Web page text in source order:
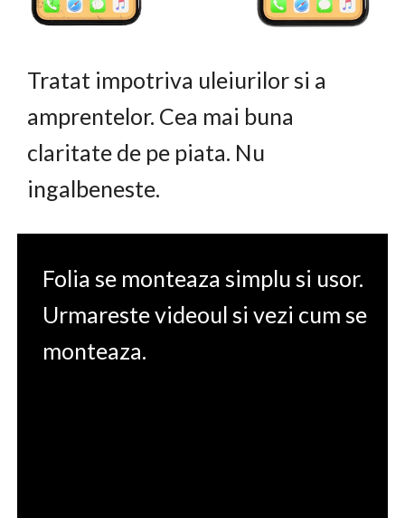
Tratat impotriva uleiurilor si a
amprentelor. Cea mai buna
claritate de pe piata. Nu
ingalbeneste.
Folia se monteaza simplu si usor.
Urmareste videoul si vezi cum se
monteaza.